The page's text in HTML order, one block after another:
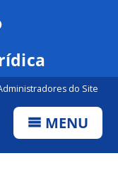
do Site
MENU